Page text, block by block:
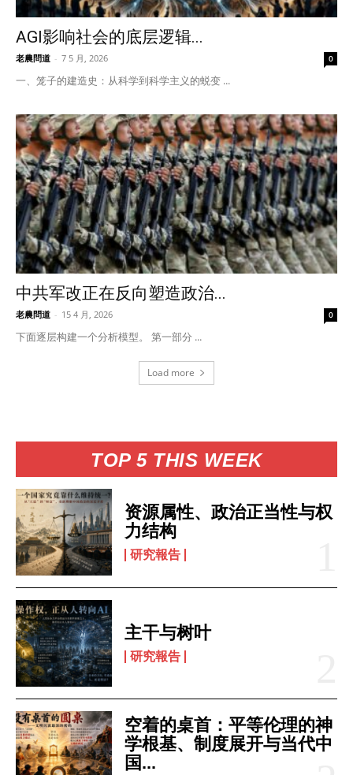
TOP 5 THIS WEEK
资源属性、政治正当性与权
力结构
研究報告
主干与树叶
研究報告
空着的桌首：平等伦理的神
学根基、制度展开与当代中
国...
AGI影响社会的底层逻辑...
老農問道 - 7 5 月, 2026 0
一、笼子的建造史：从科学到科学主义的蜕变 ...
中共军改正在反向塑造政治...
老農問道 - 15 4 月, 2026 0
下面逐层构建一个分析模型。 第一部分 ...
Load more